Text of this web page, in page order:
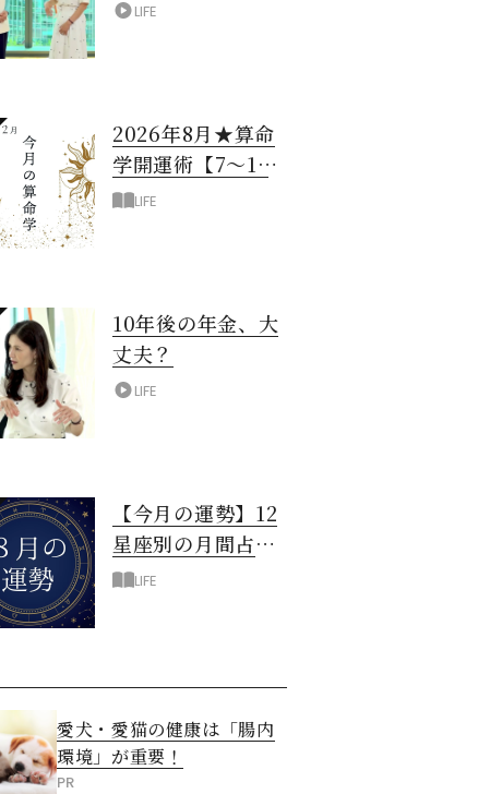
LIFE
2026年8月★算命
学開運術【7〜12
月生まれ】
LIFE
10年後の年金、大
丈夫？
LIFE
【今月の運勢】12
星座別の月間占
い！8月編
LIFE
愛犬・愛猫の健康は「腸内
環境」が重要！
PR